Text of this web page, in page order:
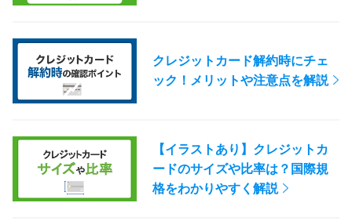
クレジットカード解約時にチェ
ック！メリットや注意点を解説
【イラストあり】クレジットカ
ードのサイズや比率は？国際規
格をわかりやすく解説